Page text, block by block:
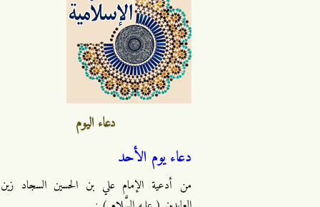
دعاء اليوم
دعاء يوم الأحد
من أدعية الإمام علي بن الحسين السجاد زين